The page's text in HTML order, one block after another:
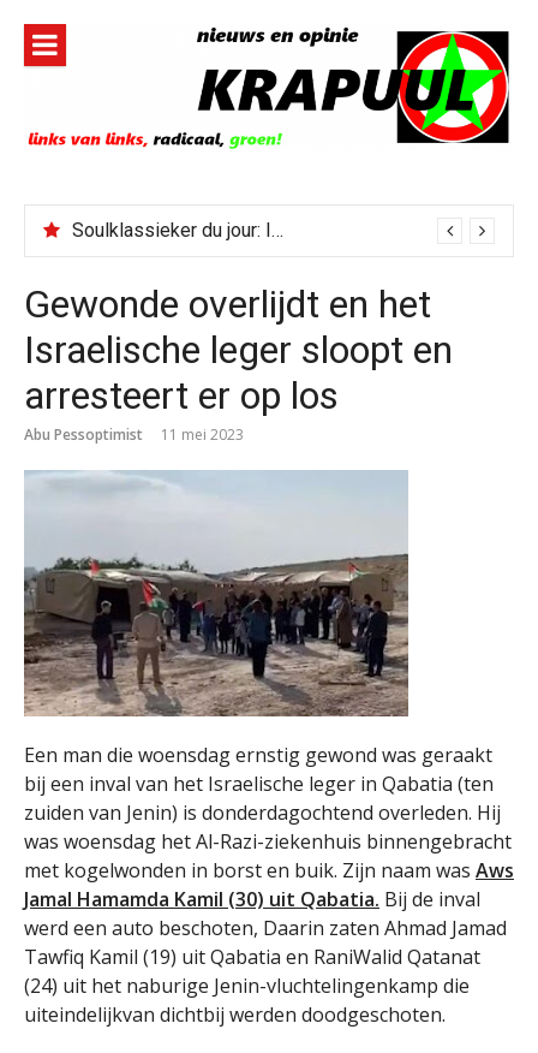
inhoud
Soulklassieker du jour: I Wish It Would Rain
Gewonde overlijdt en het
Israelische leger sloopt en
arresteert er op los
Abu Pessoptimist 11 mei 2023
Een man die woensdag ernstig gewond was geraakt
bij een inval van het Israelische leger in Qabatia (ten
zuiden van Jenin) is donderdagochtend overleden. Hij
was woensdag het Al-Razi-ziekenhuis binnengebracht
met kogelwonden in borst en buik. Zijn naam was Aws
Jamal Hamamda Kamil (30) uit Qabatia. Bij de inval
werd een auto beschoten, Daarin zaten Ahmad Jamad
Tawfiq Kamil (19) uit Qabatia en RaniWalid Qatanat
(24) uit het naburige Jenin-vluchtelingenkamp die
uiteindelijkvan dichtbij werden doodgeschoten.